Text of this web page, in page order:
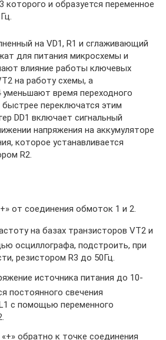
которого и образуется переменное
на VD1, R1 и сглаживающий
для питания микросхемы и
влияние работы ключевых
на работу схемы, а
время переходного
переключатся этим
DD1 включает сигнальный
напряжения на аккумуляторе
которое устанавливается
R2.
от соединения обмоток 1 и 2.
на базах транзисторов VT2 и
осциллографа, подстроить, при
резистором R3 до 50Гц.
источника питания до 10-
постоянного свечения
с помощью переменного
обратно к точке соединения